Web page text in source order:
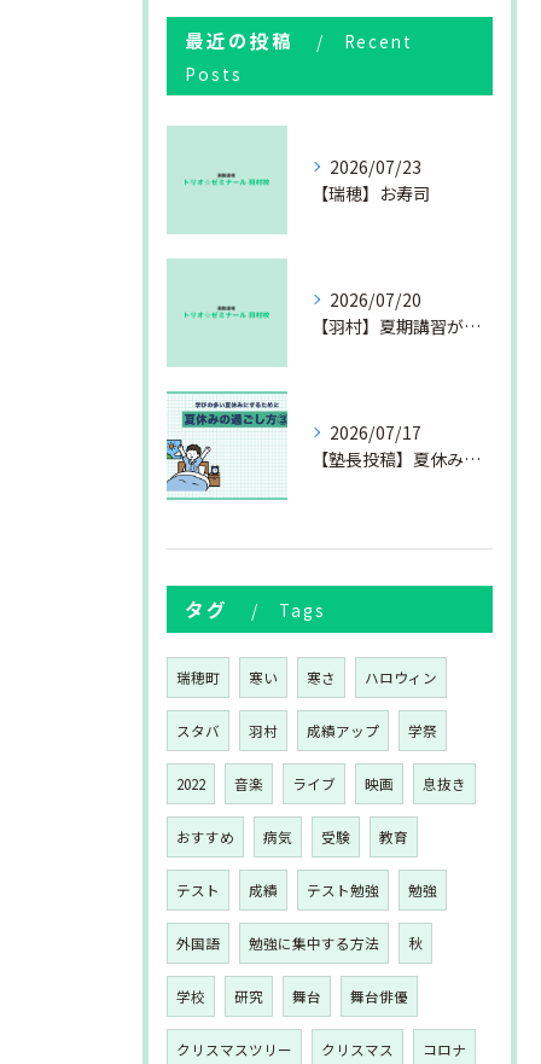
最近の投稿
Recent
Posts
2026/07/23
【瑞穂】お寿司
2026/07/20
【羽村】夏期講習が始まりました
2026/07/17
【塾長投稿】夏休みの過ごし方③
タグ Tags
瑞穂町 寒い 寒さ ハロウィン
スタバ 羽村 成績アップ 学祭
2022 音楽 ライブ 映画 息抜き
おすすめ 病気 受験 教育
テスト 成績 テスト勉強 勉強
外国語 勉強に集中する方法 秋
学校 研究 舞台 舞台俳優
クリスマスツリー クリスマス コロナ